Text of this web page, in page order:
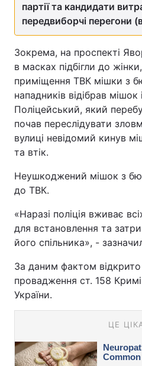
партії та кандидати
передвиборчі перегони
Зокрема, на проспекті
в масках підбігли до
приміщення ТВК мішки з
нападників відібрав
Поліцейський, який
почав переслідувати
вулиці невідомий кинув
та втік.
Неушкоджений мішок з
до ТВК.
«Наразі поліція вживає
для встановлення та
його спільника», -
За даним фактом
провадження ст. 158
України.